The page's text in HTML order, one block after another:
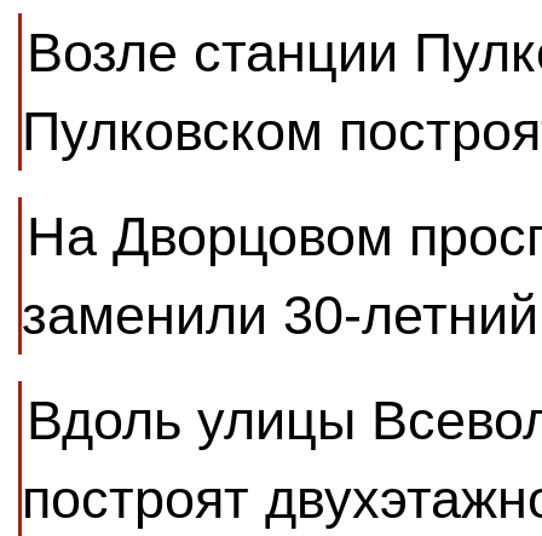
Возле станции
Пулковском
На Дворцовом
заменили 30-
Вдоль улицы
построят